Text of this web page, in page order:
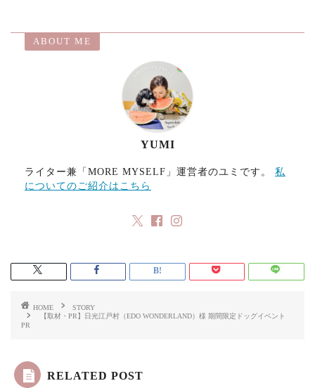
eb
o
to
d
ai
l
ABOUT ME
YUMI
ライター兼「MORE MYSELF」運営者のユミです。 私
についてのご紹介はこちら
HOME
STORY
【取材・PR】日光江戸村（EDO WONDERLAND）様 期間限定ドッグイベント
PR
RELATED POST